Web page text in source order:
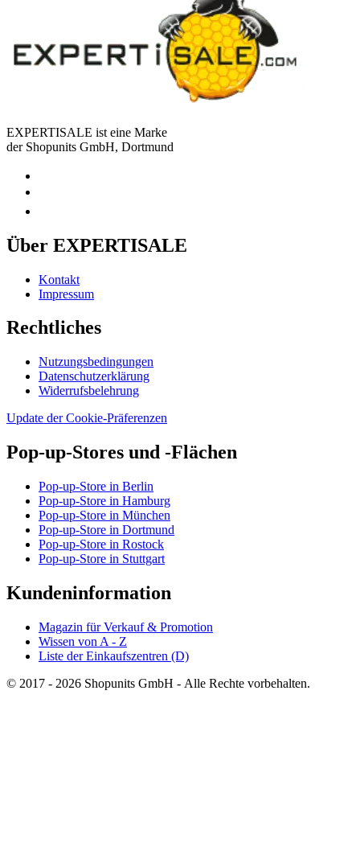
EXPERTISALE ist eine Marke
der Shopunits GmbH, Dortmund
Über EXPERTISALE
Kontakt
Impressum
Rechtliches
Nutzungsbedingungen
Datenschutzerklärung
Widerrufsbelehrung
Update der Cookie-Präferenzen
Pop-up-Stores und -Flächen
Pop-up-Store in Berlin
Pop-up-Store in Hamburg
Pop-up-Store in München
Pop-up-Store in Dortmund
Pop-up-Store in Rostock
Pop-up-Store in Stuttgart
Kundeninformation
Magazin für Verkauf & Promotion
Wissen von A - Z
Liste der Einkaufszentren (D)
© 2017 - 2026 Shopunits GmbH - Alle Rechte vorbehalten.